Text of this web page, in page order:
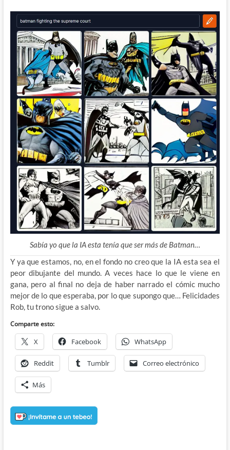
Sabía yo que la IA esta tenía que ser más de Batman…
Y ya que estamos, no, en el fondo no creo que la IA esta sea el
peor dibujante del mundo. A veces hace lo que le viene en
gana, pero al final no deja de haber narrado el cómic mucho
mejor de lo que esperaba, por lo que supongo que… Felicidades
Rob, tu trono sigue a salvo.
Comparte esto:
X Facebook WhatsApp
Reddit Tumblr Correo electrónico
Más